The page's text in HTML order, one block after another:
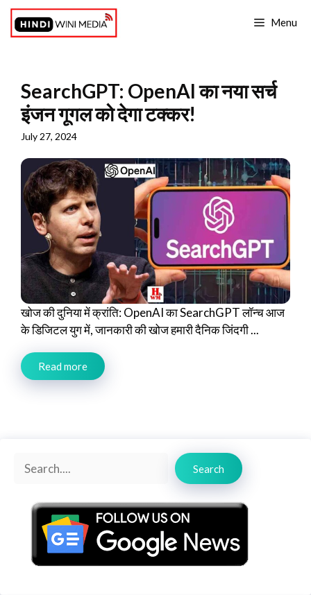
Skip
content
Menu
SearchGPT: OpenAI का नया सर्च
इंजन गूगल को देगा टक्कर!
July 27, 2024
खोज की दुनिया में क्रांति: OpenAI का SearchGPT लॉन्च आज
के डिजिटल युग में, जानकारी की खोज हमारी दैनिक जिंदगी ...
Read more
Search
Search